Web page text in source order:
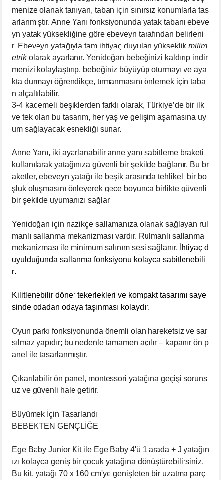
menize olanak tanıyan, taban için sınırsız konumlarla tas
arlanmıştır. Anne Yanı fonksiyonunda yatak tabanı ebeve
yn yatak yüksekliğine göre ebeveyn tarafından belirleni
r. Ebeveyn yatağıyla tam ihtiyaç duyulan yükseklik milim
etrikolarak ayarlanır. Yenidoğan bebeğinizi kaldırıp indir
menizi kolaylaştırıp, bebeğiniz büyüyüp oturmayı ve aya
kta durmayı öğrendikçe, tırmanmasını önlemek için taba
n alçaltılabilir.
3-4 kademeli beşiklerden farklı olarak, Türkiye’de bir ilk
ve tek olan bu tasarım, her yaş ve gelişim aşamasına uy
um sağlayacak esnekliği sunar.
Anne Yanı, iki ayarlanabilir anne yanı sabitleme braketi
kullanılarak yatağınıza güvenli bir şekilde bağlanır. Bu br
aketler, ebeveyn yatağı ile beşik arasında tehlikeli bir bo
şluk oluşmasını önleyerek gece boyunca birlikte güvenli
bir şekilde uyumanızı sağlar.
Yenidoğan için nazikçe sallamanıza olanak sağlayan rul
manlı sallanma mekanizması vardır. Rulmanlı sallanma
mekanizması ile minimum salınım sesi sağlanır. İhtiyaç d
uyulduğunda sallanma fonksiyonu kolayca sabitlenebili
r.
Kilitlenebilir döner tekerlekleri ve kompakt tasarımı saye
sinde odadan odaya taşınması kolaydır.
Oyun parkı fonksiyonunda önemli olan hareketsiz ve sar
sılmaz yapıdır; bu nedenle tamamen açılır – kapanır ön p
anel ile tasarlanmıştır.
Çıkarılabilir ön panel, montessori yatağına geçişi soruns
uz ve güvenli hale getirir.
Büyümek İçin Tasarlandı
BEBEKTEN GENÇLİĞE
Ege Baby Junior Kit ile Ege Baby 4'ü 1 arada + J yatağın
ızı kolayca geniş bir çocuk yatağına dönüştürebilirsiniz.
Bu kit, yatağı 70 x 160 cm'ye genişleten bir uzatma parç